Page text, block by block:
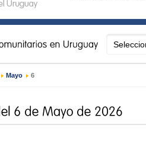
› Mayo › 6